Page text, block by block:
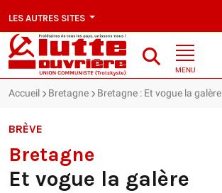
LES AUTRES SITES
MENU
Accueil Bretagne Bretagne : Et vogue la galère
BRÈVE
Bretagne
Et vogue la galère